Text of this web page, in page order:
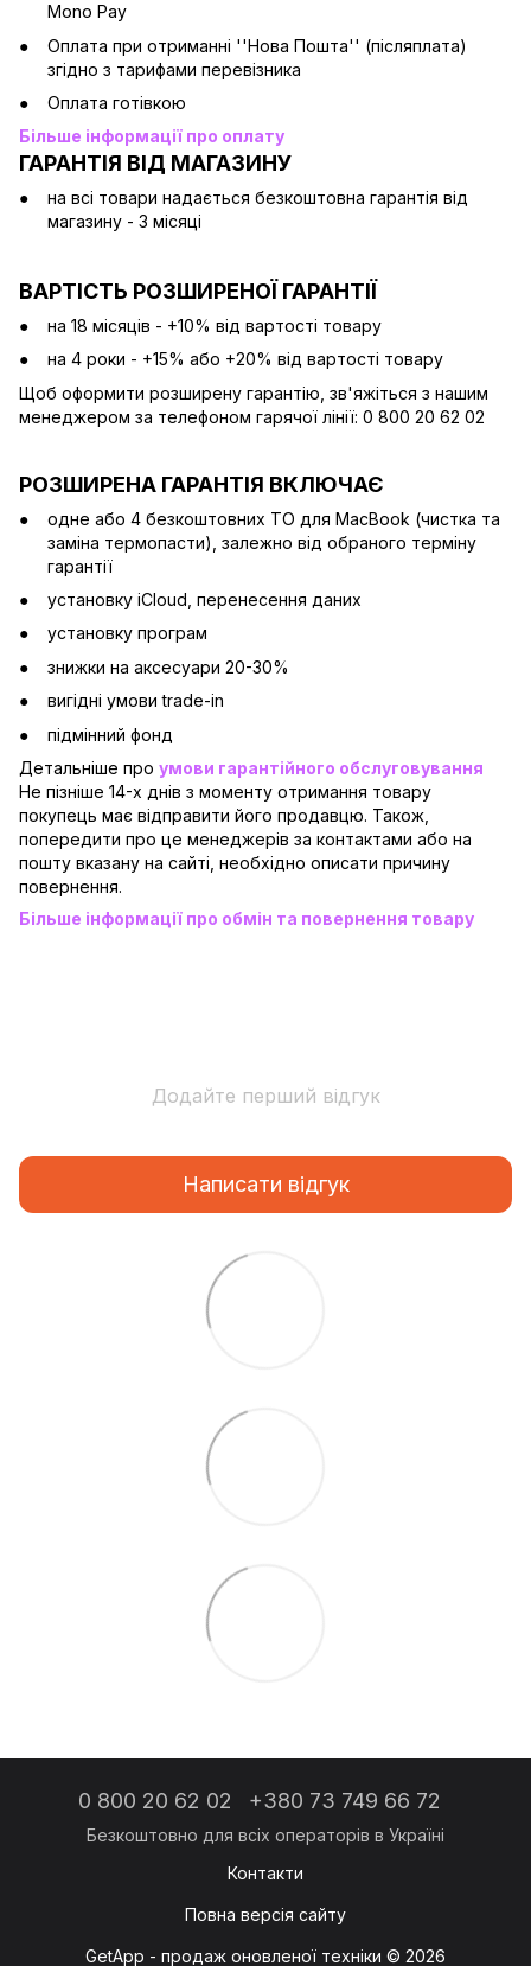
Mono Pay
Оплата при отриманні ''Нова Пошта'' (післяплата)
згідно з тарифами перевізника
Оплата готівкою
Більше інформації про оплату
ГАРАНТІЯ ВІД МАГАЗИНУ
на всі товари надається безкоштовна гарантія від
магазину - 3 місяці
ВАРТІСТЬ РОЗШИРЕНОЇ ГАРАНТІЇ
на 18 місяців - +10% від вартості товару
на 4 роки - +15% або +20% від вартості товару
Щоб оформити розширену гарантію, зв'яжіться з нашим
менеджером за телефоном гарячої лінії: 0 800 20 62 02
РОЗШИРЕНА ГАРАНТІЯ ВКЛЮЧАЄ
одне або 4 безкоштовних ТО для MacBook (чистка та
заміна термопасти), залежно від обраного терміну
гарантії
установку iCloud, перенесення даних
установку програм
знижки на аксесуари 20-30%
вигідні умови trade-in
підмінний фонд
Детальніше про умови гарантійного обслуговування
Не пізніше 14-х днів з моменту отримання товару
покупець має відправити його продавцю. Також,
попередити про це менеджерів за контактами або на
пошту вказану на сайті, необхідно описати причину
повернення.
Більше інформації про обмін та повернення товару
Додайте перший відгук
Написати відгук
0 800 20 62 02 +380 73 749 66 72
Контакти
Повна версія сайту
GetApp - продаж оновленої техніки © 2026